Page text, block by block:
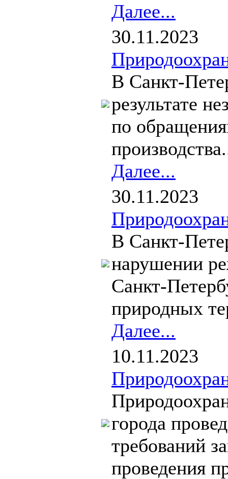
Далее...
30.11.2023
В Санкт-
результате
по
Далее...
30.11.2023
В Санкт-
нарушении
Санкт-
природных
Далее...
10.11.2023
города
проведения